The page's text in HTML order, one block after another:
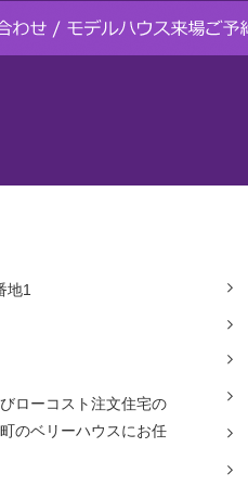
地1
ローコスト注文住宅の
のベリーハウスにお任